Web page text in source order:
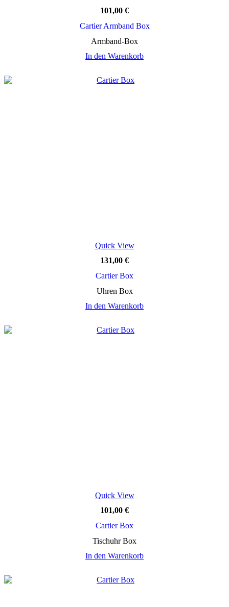
101,00 €
Cartier Armband Box
Armband-Box
In den Warenkorb
Quick View
131,00 €
Cartier Box
Uhren Box
In den Warenkorb
Quick View
101,00 €
Cartier Box
Tischuhr Box
In den Warenkorb